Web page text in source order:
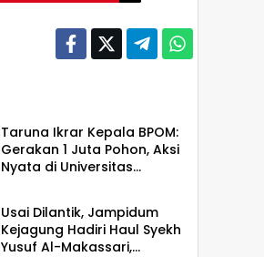
Taruna Ikrar Kepala BPOM:
Gerakan 1 Juta Pohon, Aksi
Nyata di Universitas
Daerah
Usai Dilantik, Jampidum
Kejagung Hadiri Haul Syekh
Yusuf Al-Makassari,